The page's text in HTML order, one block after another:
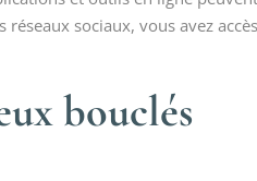
sociaux, vous avez
bouclés